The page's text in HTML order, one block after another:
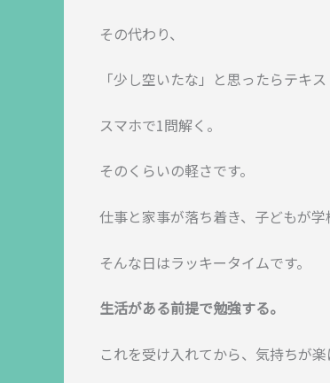
その代わり、
「少し空いたな」と思ったらテキス
スマホで1問解く。
そのくらいの軽さです。
仕事と家事が落ち着き、子どもが学
そんな日はラッキータイムです。
生活がある前提で勉強する。
これを受け入れてから、気持ちが楽